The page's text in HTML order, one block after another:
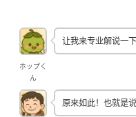
ホップく
ん
让我来专业解说一
原来如此！也就是